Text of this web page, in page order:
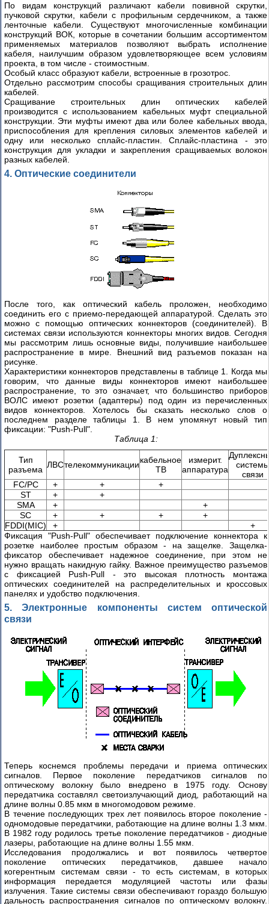
По видам конструкций различают кабели повивной скрутки,
пучковой скрутки, кабели с профильным сердечником, а также
ленточные кабели. Существуют многочисленные комбинации
конструкций ВОК, которые в сочетании большим ассортиментом
применяемых материалов позволяют выбрать исполнение
кабеля, наилучшим образом удовлетворяющее всем условиям
проекта, в том числе - стоимостным.
Особый класс образуют кабели, встроенные в грозотрос.
Отдельно рассмотрим способы сращивания строительных длин
кабелей.
Сращивание строительных длин оптических кабелей
производится с использованием кабельных муфт специальной
конструкции. Эти муфты имеют два или более кабельных ввода,
приспособления для крепления силовых элементов кабелей и
одну или несколько сплайс-пластин. Сплайс-пластина - это
конструкция для укладки и закрепления сращиваемых волокон
разных кабелей.
4. Оптические соединители
После того, как оптический кабель проложен, необходимо
соединить его с приемо-передающей аппаратурой. Сделать это
можно с помощью оптических коннекторов (соединителей). В
системах связи используются коннекторы многих видов. Сегодня
мы рассмотрим лишь основные виды, получившие наибольшее
распространение в мире. Внешний вид разъемов показан на
рисунке.
Характеристики коннекторов представлены в таблице 1. Когда мы
говорим, что данные виды коннекторов имеют наибольшее
распространение, то это означает, что большинство приборов
ВОЛС имеют розетки (адаптеры) под один из перечисленных
видов коннекторов. Хотелось бы сказать несколько слов о
последнем разделе таблицы 1. В нем упомянут новый тип
фиксации: "Push-Pull".
Таблица 1:
Тип
разъема ЛВСтелекоммуникациикабельное
ТВ
измерит.
аппаратура
системы
связи
FC/PC
+ +
+
ST
+
+
SMA
+
+
SC
+ + +
+
FDDI(MIC)
+
+
Фиксация "Push-Pull" обеспечивает подключение коннектора к
розетке наиболее простым образом - на защелке. Защелка-
фиксатор обеспечивает надежное соединение, при этом не
нужно вращать накидную гайку. Важное преимущество разъемов
с фиксацией Push-Pull - это высокая плотность монтажа
оптических соединителей на распределительных и кроссовых
панелях и удобство подключения.
5. Электронные компоненты систем оптической
связи
Теперь коснемся проблемы передачи и приема оптических
сигналов. Первое поколение передатчиков сигналов по
оптическому волокну было внедрено в 1975 году. Основу
передатчика составлял светоизлучающий диод, работающий на
длине волны 0.85 мкм в многомодовом режиме.
В течение последующих трех лет появилось второе поколение -
одномодовые передатчики, работающие на длине волны 1.3 мкм.
В 1982 году родилось третье поколение передатчиков - диодные
лазеры, работающие на длине волны 1.55 мкм.
Исследования продолжались и вот появилось четвертое
поколение оптических передатчиков, давшее начало
когерентным системам связи - то есть системам, в которых
информация передается модуляцией частоты или фазы
излучения. Такие системы связи обеспечивают гораздо большую
дальность распространения сигналов по оптическому волокну.